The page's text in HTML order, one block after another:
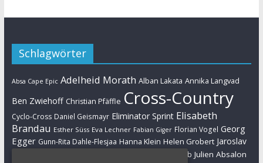
Schlagwörter
Absa Cape Epic Adelheid Morath Alban Lakata Annika Langvad
Ben Zwiehoff Christian Pfäffle Cross-Country
Cyclo-Cross Daniel Geismayr Eliminator Sprint Elisabeth
Brandau Esther Süss Eva Lechner Fabian Giger Florian Vogel Georg
Egger Gunn-Rita Dahle-Flesjaa Hanna Klein Helen Grobert Jaroslav
Julian Schelb Julien Absalon